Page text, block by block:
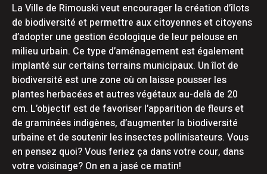
La Ville de Rimouski veut encourager la création d’îlots
de biodiversité et permettre aux citoyennes et citoyens
d’adopter une gestion écologique de leur pelouse en
milieu urbain. Ce type d’aménagement est également
implanté sur certains terrains municipaux. Un îlot de
biodiversité est une zone où on laisse pousser les
plantes herbacées et autres végétaux au-delà de 20
cm. L’objectif est de favoriser l’apparition de fleurs et
de graminées indigènes, d’augmenter la biodiversité
urbaine et de soutenir les insectes pollinisateurs. Vous
en pensez quoi? Vous feriez ça dans votre cour, dans
votre voisinage? On en a jasé ce matin!